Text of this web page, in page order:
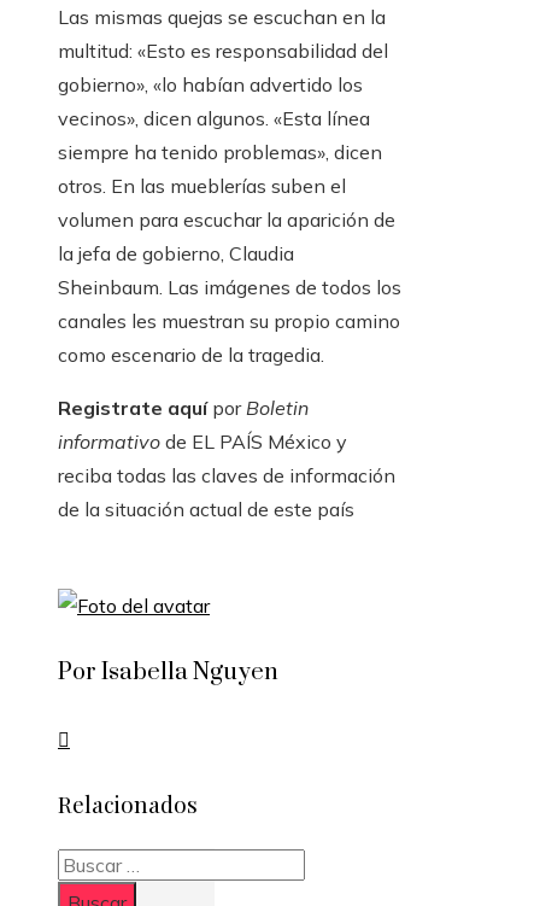
Las mismas quejas se escuchan en la
multitud: «Esto es responsabilidad del
gobierno», «lo habían advertido los
vecinos», dicen algunos. «Esta línea
siempre ha tenido problemas», dicen
otros. En las mueblerías suben el
volumen para escuchar la aparición de
la jefa de gobierno, Claudia
Sheinbaum. Las imágenes de todos los
canales les muestran su propio camino
como escenario de la tragedia.
Registrate aquí porBoletin
informativo de EL PAÍS México y
reciba todas las claves de información
de la situación actual de este país
Por Isabella Nguyen
Relacionados
Buscar: